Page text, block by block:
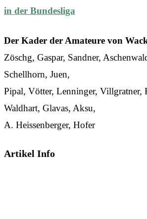
in der Bundesliga
Der Kader der Amateure von
Zöschg, Gaspar, Sandner,
Schellhorn, Juen,
Pipal, Vötter, Lenninger, Villgratner,
Waldhart, Glavas, Aksu,
A. Heissenberger, Hofer
Artikel Info